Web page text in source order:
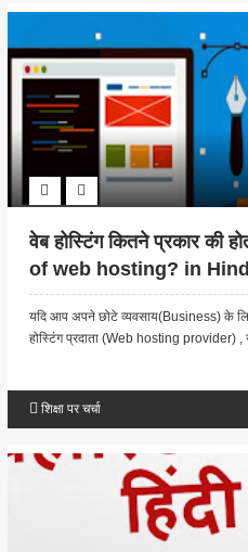
वेब होस्टिंग कितने प्रकार की
of web hosting? in
यदि आप अपने छोटे व्यवसाय(Business) के
होस्टिंग प्रदाता (Web hosting provider)
शिक्षा पर चर्चा